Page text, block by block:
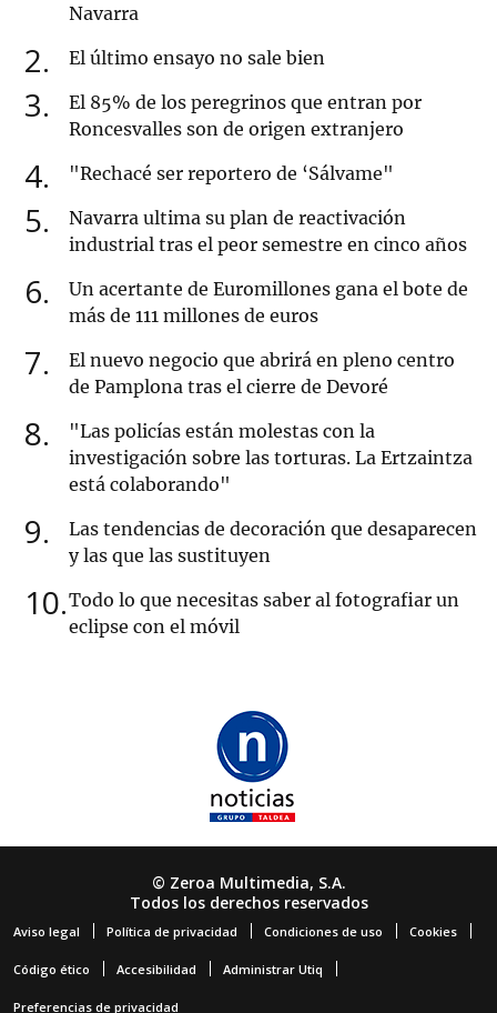
Navarra
2 El último ensayo no sale bien
3
El 85% de los peregrinos que entran por
Roncesvalles son de origen extranjero
4 "Rechacé ser reportero de ‘Sálvame"
5
Navarra ultima su plan de reactivación
industrial tras el peor semestre en cinco años
6
Un acertante de Euromillones gana el bote de
más de 111 millones de euros
7
El nuevo negocio que abrirá en pleno centro
de Pamplona tras el cierre de Devoré
8
"Las policías están molestas con la
investigación sobre las torturas. La Ertzaintza
está colaborando"
9
Las tendencias de decoración que desaparecen
y las que las sustituyen
10 Todo lo que necesitas saber al fotografiar un
eclipse con el móvil
© Zeroa Multimedia, S.A.
Todos los derechos reservados
Aviso legal Política de privacidad Condiciones de uso Cookies
Código ético Accesibilidad Administrar Utiq
Preferencias de privacidad